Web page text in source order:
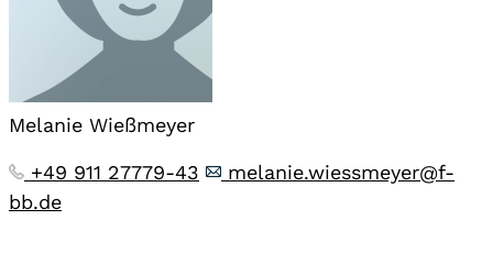
Melanie Wießmeyer
+49 911 27779-43
melanie.wiessmeyer@f-
bb.de